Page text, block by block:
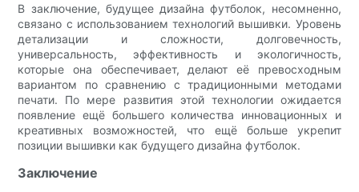
В заключение, будущее дизайна футболок, несомненно,
связано с использованием технологий вышивки. Уровень
детализации и сложности, долговечность,
универсальность, эффективность и экологичность,
которые она обеспечивает, делают её превосходным
вариантом по сравнению с традиционными методами
печати. ​​По мере развития этой технологии ожидается
появление ещё большего количества инновационных и
креативных возможностей, что ещё больше укрепит
позиции вышивки как будущего дизайна футболок.
Заключение